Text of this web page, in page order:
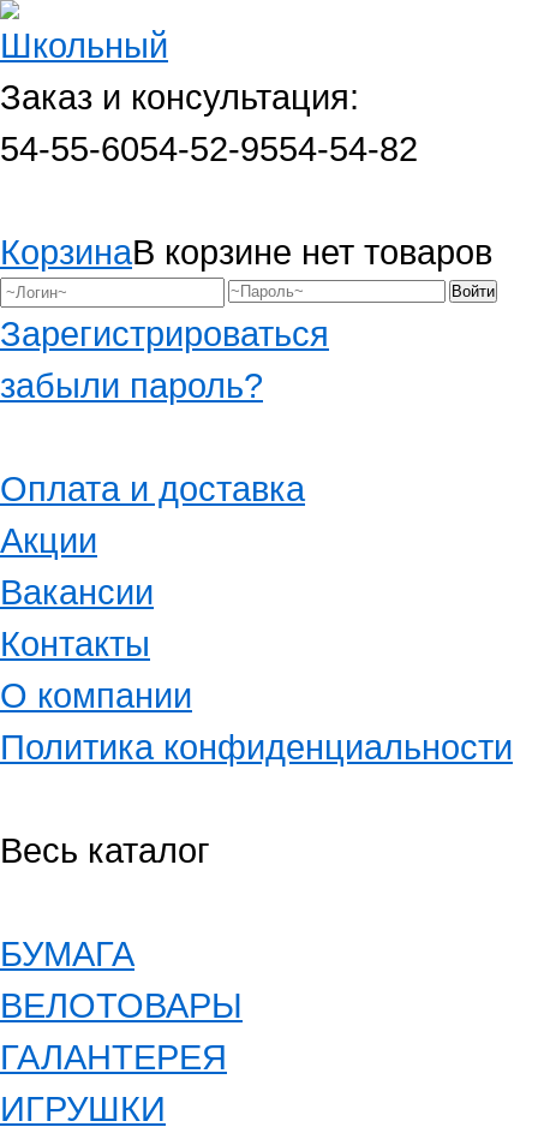
Заказ и консультация:
54-55-6054-52-9554-54-82
КорзинаВ корзине нет товаров
Зарегистрироваться
забыли пароль?
Оплата и доставка
Акции
Вакансии
Контакты
О компании
Политика конфиденциальности
Весь каталог
БУМАГА
ВЕЛОТОВАРЫ
ГАЛАНТЕРЕЯ
ИГРУШКИ